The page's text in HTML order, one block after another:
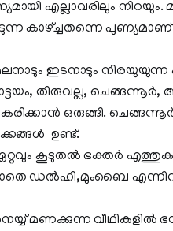
എല്ലാവരിലും
കാഴ്ച്ചതന്നെ
ഇടനാടും നിരയുയുന്ന
തിരുവല്ല, ചെങ്ങന്നൂര്‍,
ഒരുങ്ങി.
ഉണ്ട്.
കൂടുതല്‍ ഭക്തര്‍ എത്തുക
ഡല്‍ഹി,മുംബൈ
മണക്കുന്ന വീഥികളില്‍